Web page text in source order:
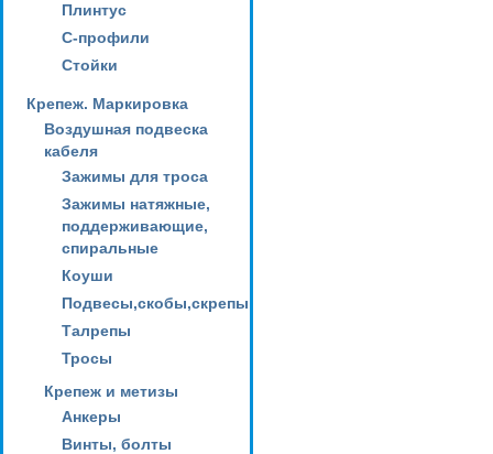
Плинтус
С-профили
Стойки
Крепеж. Маркировка
Воздушная подвеска
кабеля
Зажимы для троса
Зажимы натяжные,
поддерживающие,
спиральные
Коуши
Подвесы,скобы,скрепы
Талрепы
Тросы
Крепеж и метизы
Анкеры
Винты, болты